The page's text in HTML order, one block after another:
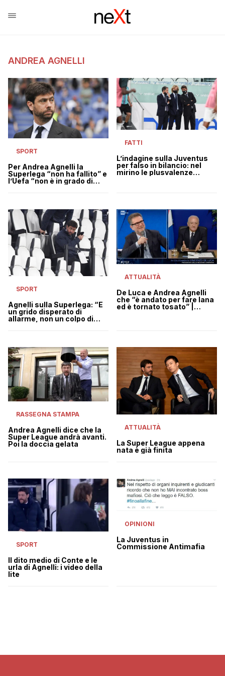
ANDREA AGNELLI
SPORT
Per Andrea Agnelli la
Superlega “non ha fallito” e
l’Uefa “non è in grado di
FATTI
L’indagine sulla Juventus
per falso in bilancio: nel
mirino le plusvalenze
SPORT
Agnelli sulla Superlega: “È
un grido disperato di
allarme, non un colpo di
ATTUALITÀ
De Luca e Andrea Agnelli
che “è andato per fare lana
ed è tornato tosato” |
RASSEGNA STAMPA
Andrea Agnelli dice che la
Super League andrà avanti.
Poi la doccia gelata
ATTUALITÀ
La Super League appena
nata è già finita
SPORT
Il dito medio di Conte e le
urla di Agnelli: i video della
lite
OPINIONI
La Juventus in
Commissione Antimafia